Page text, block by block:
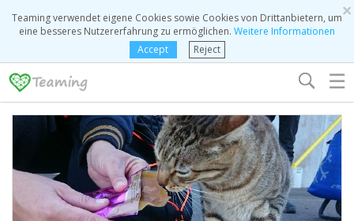
×
Teaming verwendet eigene Cookies sowie Cookies von Drittanbietern, um
eine besseres Nutzererfahrung zu ermöglichen. Weitere Informationen
Accept
Reject
☰